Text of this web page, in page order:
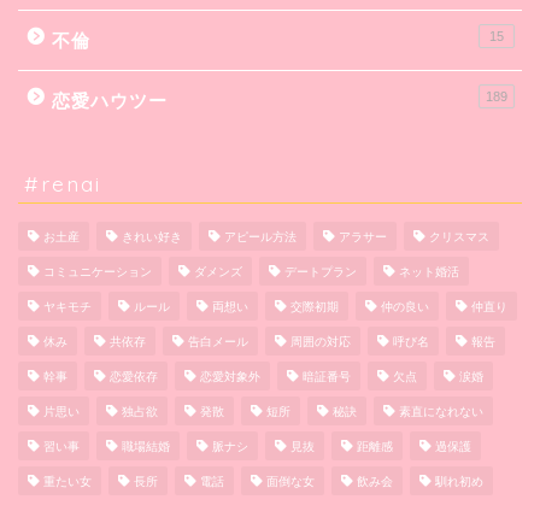
不倫 15
恋愛ハウツー 189
#renai
お土産 きれい好き アピール方法 アラサー クリスマス
コミュニケーション ダメンズ デートプラン ネット婚活
ヤキモチ ルール 両想い 交際初期 仲の良い 仲直り
休み 共依存 告白メール 周囲の対応 呼び名 報告
幹事 恋愛依存 恋愛対象外 暗証番号 欠点 涙婚
片思い 独占欲 発散 短所 秘訣 素直になれない
習い事 職場結婚 脈ナシ 見抜 距離感 過保護
重たい女 長所 電話 面倒な女 飲み会 馴れ初め